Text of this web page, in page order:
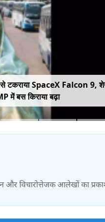
टकराया SpaceX Falcon 9,
में बस किराया बढ़ा
और विचारोत्तेजक आलेखों का